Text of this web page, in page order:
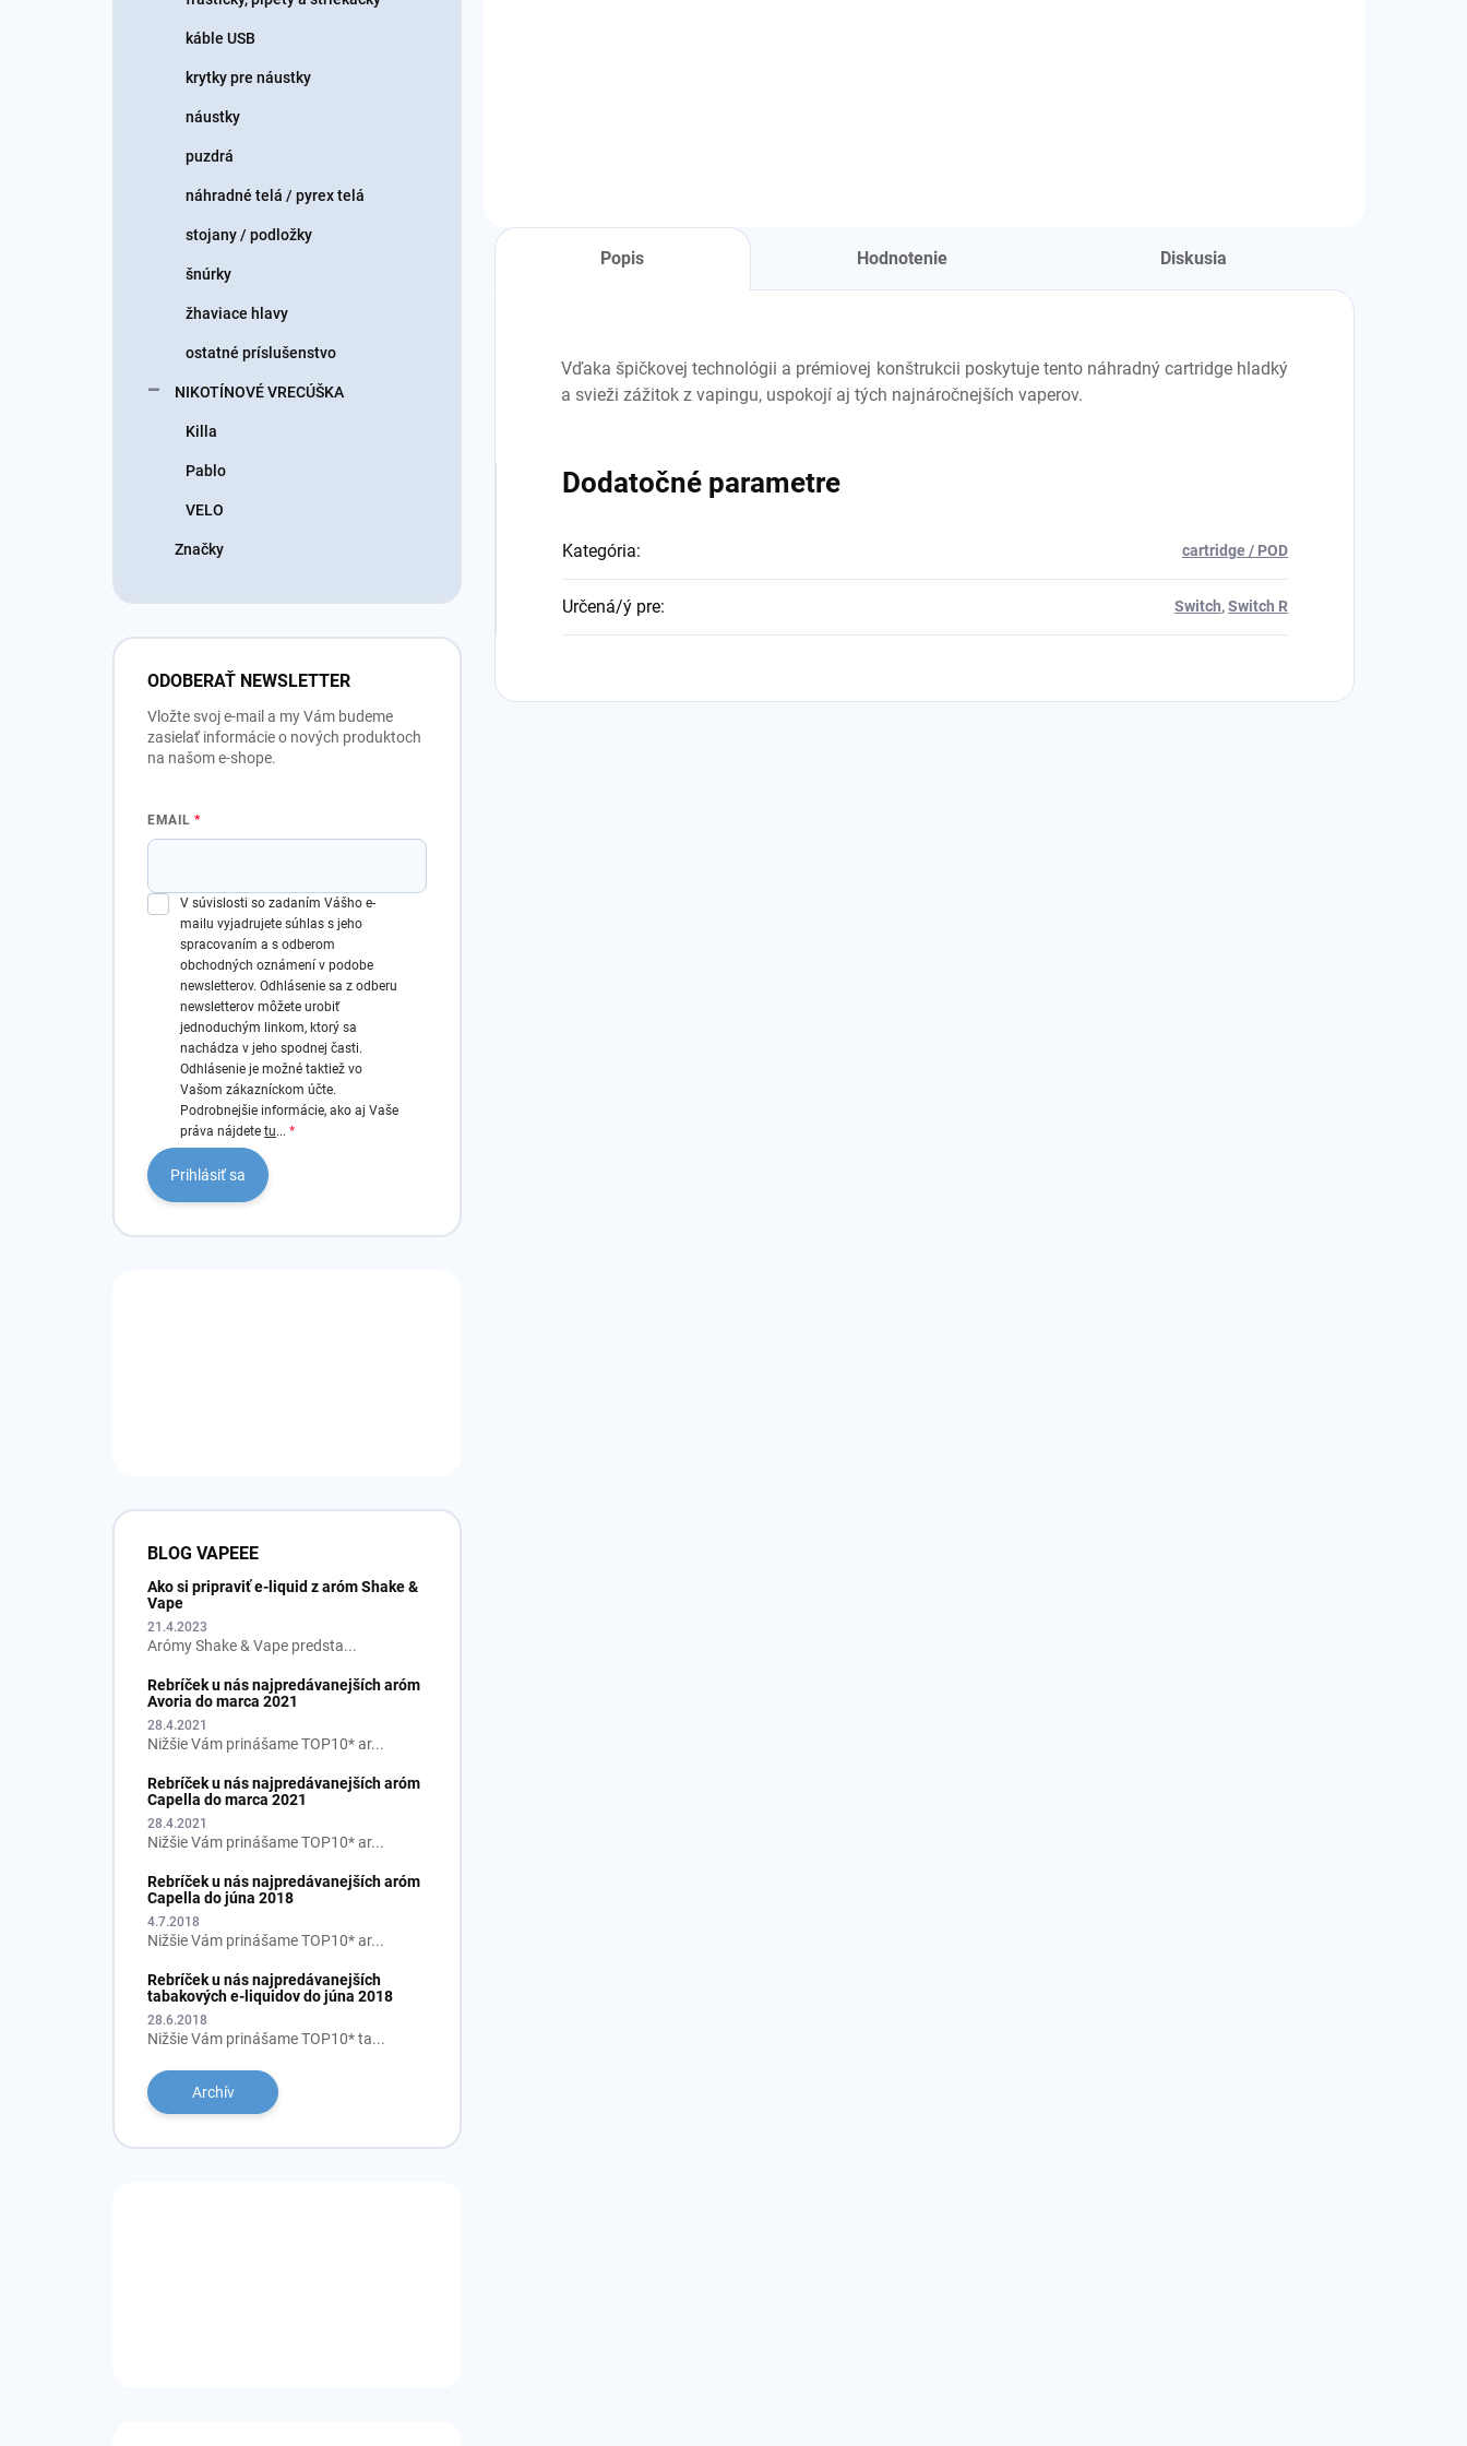
káble USB
krytky pre náustky
náustky
puzdrá
náhradné telá / pyrex telá
stojany / podložky
šnúrky
žhaviace hlavy
ostatné príslušenstvo
NIKOTÍNOVÉ VRECÚŠKA
Killa
Pablo
VELO
Značky
ODOBERAŤ NEWSLETTER
Vložte svoj e-mail a my Vám budeme
zasielať informácie o nových produktoch
na našom e-shope.
EMAIL
V súvislosti so zadaním Vášho e-
mailu vyjadrujete súhlas s jeho
spracovaním a s odberom
obchodných oznámení v podobe
newsletterov. Odhlásenie sa z odberu
newsletterov môžete urobiť
jednoduchým linkom, ktorý sa
nachádza v jeho spodnej časti.
Odhlásenie je možné taktiež vo
Vašom zákazníckom účte.
Podrobnejšie informácie, ako aj Vaše
práva nájdete tu...
Prihlásiť sa
BLOG VAPEEE
Ako si pripraviť e-liquid z aróm Shake &
Vape
21.4.2023
Arómy Shake & Vape predsta...
Rebríček u nás najpredávanejších aróm
Avoria do marca 2021
28.4.2021
Nižšie Vám prinášame TOP10* ar...
Rebríček u nás najpredávanejších aróm
Capella do marca 2021
28.4.2021
Nižšie Vám prinášame TOP10* ar...
Rebríček u nás najpredávanejších aróm
Capella do júna 2018
4.7.2018
Nižšie Vám prinášame TOP10* ar...
Rebríček u nás najpredávanejších
tabakových e-liquidov do júna 2018
28.6.2018
Nižšie Vám prinášame TOP10* ta...
Archív
Popis Hodnotenie Diskusia
Vďaka špičkovej technológii a prémiovej konštrukcii poskytuje tento náhradný cartridge hladký
a svieži zážitok z vapingu, uspokojí aj tých najnáročnejších vaperov.
Dodatočné parametre
Kategória: cartridge / POD
Určená/ý pre: Switch,Switch R